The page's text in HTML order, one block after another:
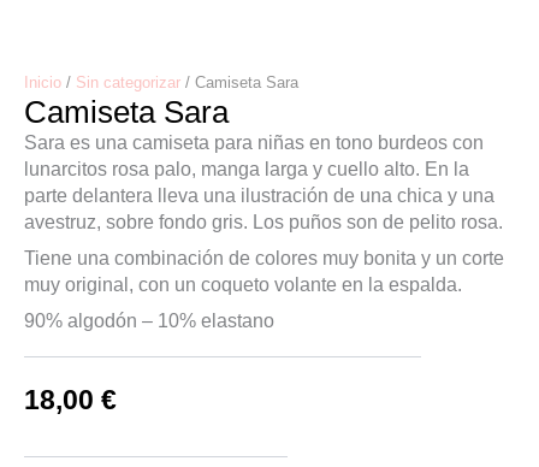
Inicio / Sin categorizar / Camiseta Sara
Camiseta Sara
Sara es una camiseta para niñas en tono burdeos con
lunarcitos rosa palo, manga larga y cuello alto. En la
parte delantera lleva una ilustración de una chica y una
avestruz, sobre fondo gris. Los puños son de pelito rosa.
Tiene una combinación de colores muy bonita y un corte
muy original, con un coqueto volante en la espalda.
90% algodón – 10% elastano
18,00 €